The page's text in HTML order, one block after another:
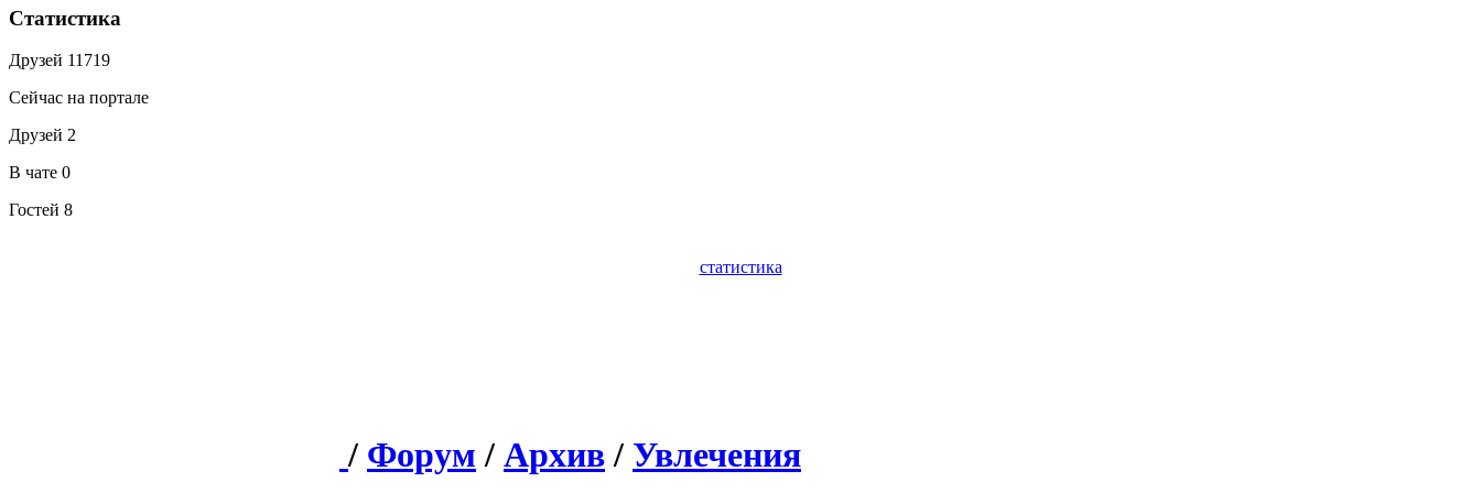
Статистика
Друзей 11719
Сейчас на портале
Друзей 2
В чате 0
Гостей 8
статистика
/ Форум / Архив / Увлечения